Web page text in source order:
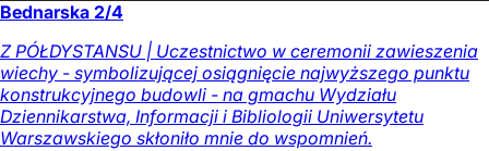
Bednarska 2/4
Z PÓŁDYSTANSU | Uczestnictwo w ceremonii zawieszenia
wiechy - symbolizującej osiągnięcie najwyższego punktu
konstrukcyjnego budowli - na gmachu Wydziału
Dziennikarstwa, Informacji i Bibliologii Uniwersytetu
Warszawskiego skłoniło mnie do wspomnień.